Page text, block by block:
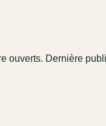
ouverts. Dernière